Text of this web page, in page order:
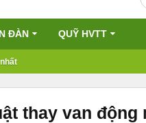
ĐÀN QUỸ HVTT
thay van động